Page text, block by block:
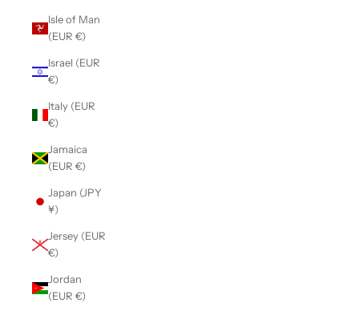
Isle of Man
(EUR €)
Israel (EUR
€)
Italy (EUR
€)
Jamaica
(EUR €)
Japan (JPY
¥)
Jersey (EUR
€)
Jordan
(EUR €)